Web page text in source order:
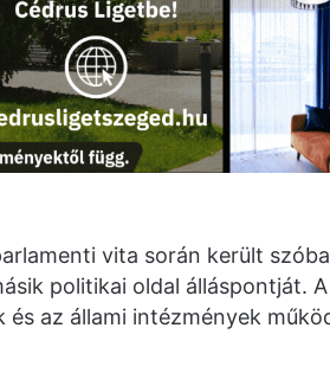
vita során került
politikai oldal álláspontját.
az állami intézmények